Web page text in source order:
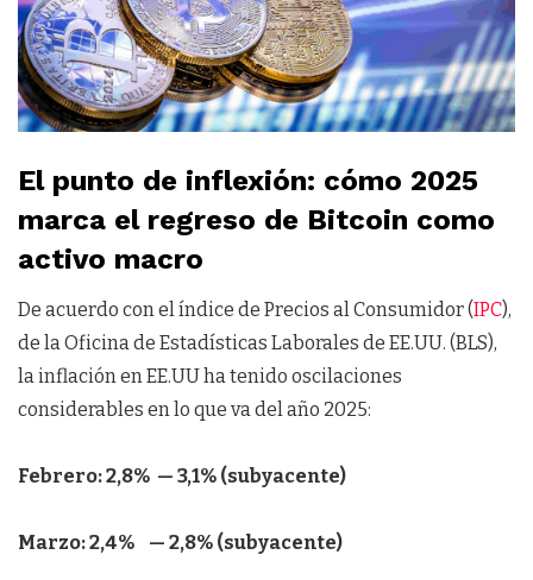
El punto de inflexión: cómo 2025
marca el regreso de Bitcoin como
activo macro
De acuerdo con el índice de Precios al Consumidor (IPC),
de la Oficina de Estadísticas Laborales de EE.UU. (BLS),
la inflación en EE.UU ha tenido oscilaciones
considerables en lo que va del año 2025:
Febrero: 2,8% — 3,1% (subyacente)
Marzo: 2,4% — 2,8% (subyacente)